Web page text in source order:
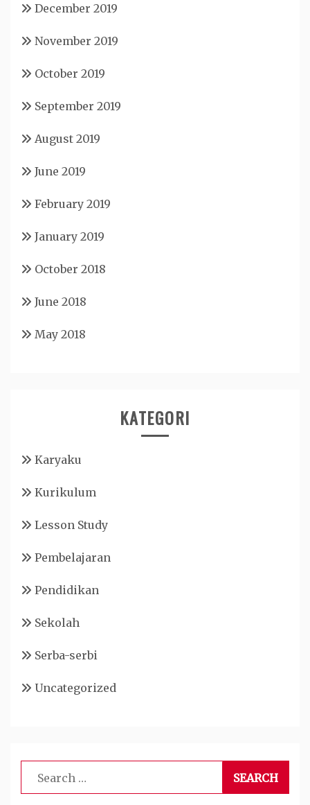
December 2019
November 2019
October 2019
September 2019
August 2019
June 2019
February 2019
January 2019
October 2018
June 2018
May 2018
KATEGORI
Karyaku
Kurikulum
Lesson Study
Pembelajaran
Pendidikan
Sekolah
Serba-serbi
Uncategorized
Search
for: